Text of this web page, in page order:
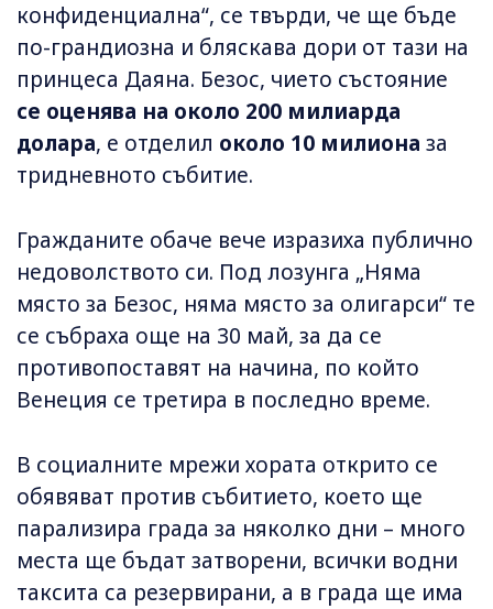
конфиденциална“, се твърди, че ще бъде
по-грандиозна и бляскава дори от тази на
принцеса Даяна. Безос, чието състояние
се оценява на около 200 милиарда
долара, е отделил около 10 милиона за
тридневното събитие.
Гражданите обаче вече изразиха публично
недоволството си. Под лозунга „Няма
място за Безос, няма място за олигарси“ те
се събраха още на 30 май, за да се
противопоставят на начина, по който
Венеция се третира в последно време.
В социалните мрежи хората открито се
обявяват против събитието, което ще
парализира града за няколко дни – много
места ще бъдат затворени, всички водни
таксита са резервирани, а в града ще има